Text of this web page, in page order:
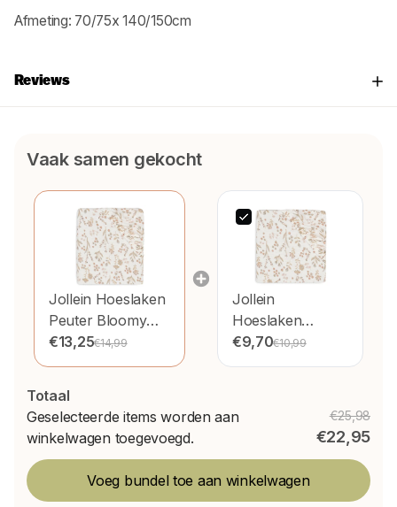
Afmeting: 70/75x 140/150cm
Reviews
Vaak samen gekocht
Jollein Hoeslaken
Peuter Bloomy
70/75X140/150Cm
€13,25€14,99
Jollein
Hoeslaken
Peuter Bloomy
60X120Cm
€9,70€10,99
Totaal
Geselecteerde items worden aan
winkelwagen toegevoegd.
€25,98
€22,95
Voeg bundel toe aan winkelwagen